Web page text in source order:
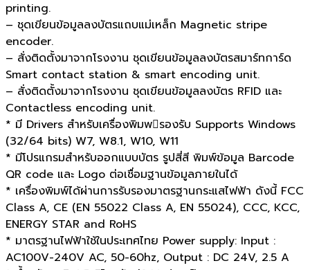
printing.
– ชุดเขียนข้อมูลลงบัตรแถบแม่เหล็ก Magnetic stripe
encoder.
– สั่งติดตั้งมาจากโรงงาน ชุดเขียนข้อมูลลงบัตรสมาร์ทการ์ด
Smart contact station & smart encoding unit.
– สั่งติดตั้งมาจากโรงงาน ชุดเขียนข้อมูลลงบัตร RFID และ
Contactless encoding unit.
* มี Drivers สำหรับเครื่องพิมพรองรับ Supports Windows
(32/64 bits) W7, W8.1, W10, W11
* มีโปรแกรมสำหรับออกแบบบัตร รูปสี่สี พิมพ์ข้อมูล Barcode
QR code และ Logo ต่อเชื่อมฐานข้อมูลภายในได้
* เครื่องพิมพ์ได้ผ่านการรับรองมาตรฐานกระแสไฟฟ้า ดังนี้ FCC
Class A, CE (EN 55022 Class A, EN 55024), CCC, KCC,
ENERGY STAR and RoHS
* มาตรฐานไฟฟ้าใช้ในประเทศไทย Power supply: Input :
AC100V-240V AC, 50-60hz, Output : DC 24V, 2.5 A